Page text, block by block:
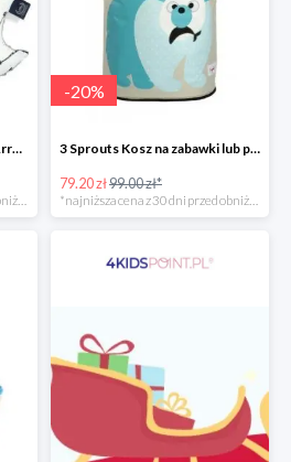
Angel's Wings Boho Royal Arrows Grey La Millou -20%
-20%
3 Sprouts Kosz na zabawki lub pranie Miś Polarny -20%
79.20 zł99.00 zł*